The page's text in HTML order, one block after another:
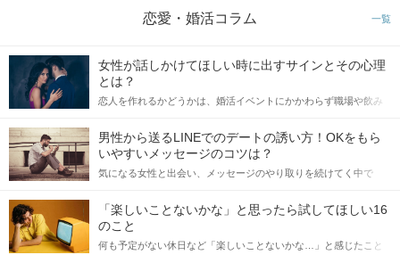
STEP5 マッチング投票
恋愛・婚活コラム 一覧
女性が話しかけてほしい時に出すサインとその心理
とは？
恋人を作れるかどうかは、婚活イベントにかかわらず職場や飲み
てアプローチできるかにも左右されます。 これから恋人作りを本
格的に始めようとしている方は、女性が異性を求めて出すサイン
をしっかりと理解し、正しい行動に移せるかどうかが重要。 この
記事では、女性が話しかけて欲しい時に出すサインとその心理を
合にどのような行動に繋げるべきかをご紹介していきます。
男性から送るLINEでのデートの誘い方！OKをもら
いやすいメッセージのコツは？
気になる女性と出会い、メッセージのやり取りを続けてく中で
しかし、中には「どう誘ったらいいの？」とお困りの男性もいら
っしゃるのではないでしょうか。 そこで今回は、男性から女性へ
送るLINEでのデートの誘い方のコツをご紹介します。例文も混じ
えながら解説するので、ぜひ参考にしてください。
「楽しいことないかな」と思ったら試してほしい16
のこと
何も予定がない休日など「楽しいことないかな…」と感じたこと